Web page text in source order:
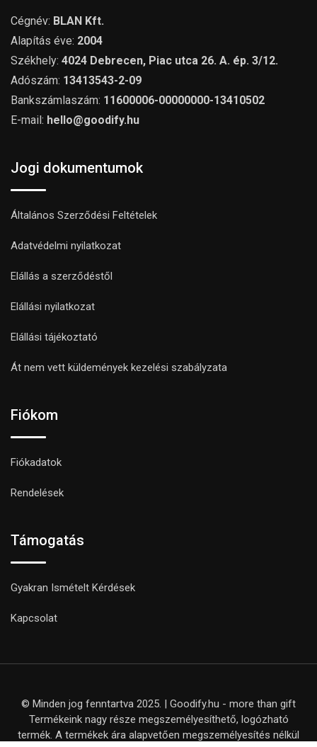
Cégnév: BLAN Kft.
Alapítás éve: 2004
Székhely: 4024 Debrecen, Piac utca 26. A. ép. 3/12.
Adószám: 13413543-2-09
Bankszámlaszám: 11600006-00000000-13410502
E-mail: hello@goodify.hu
Jogi dokumentumok
Általános Szerződési Feltételek
Adatvédelmi nyilatkozat
Elállás a szerződéstől
Elállási nyilatkozat
Elállási tájékoztató
Át nem vett küldemények kezelési szabályzata
Fiókom
Fiókadatok
Rendelések
Támogatás
Gyakran Ismételt Kérdések
Kapcsolat
© Minden jog fenntartva 2025. | Goodify.hu - more than gift
Termékeink nagy része megszemélyesíthető, logózható
termék. A termékek ára alapvetően megszemélyesítés nélkül